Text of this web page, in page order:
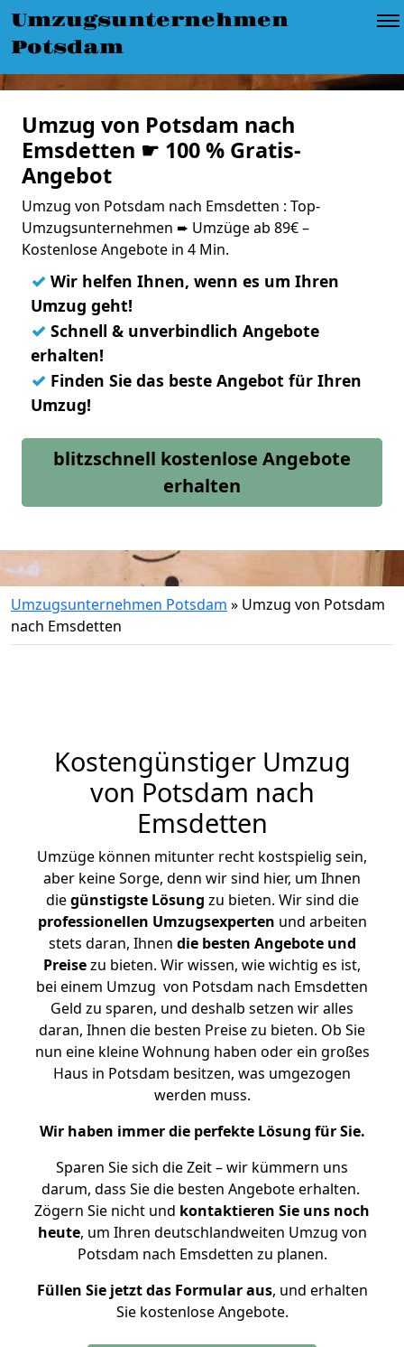
Umzugsunternehmen
Potsdam
Umzug von Potsdam nach
Emsdetten ☛ 100 % Gratis-
Angebot
Umzug von Potsdam nach Emsdetten : Top-
Umzugsunternehmen ➨ Umzüge ab 89€ –
Kostenlose Angebote in 4 Min.
✓ Wir helfen Ihnen, wenn es um Ihren
Umzug geht!
✓ Schnell & unverbindlich Angebote
erhalten!
✓ Finden Sie das beste Angebot für Ihren
Umzug!
blitzschnell kostenlose Angebote
erhalten
Umzugsunternehmen Potsdam » Umzug von Potsdam
nach Emsdetten
Kostengünstiger Umzug
von Potsdam nach
Emsdetten
Umzüge können mitunter recht kostspielig sein,
aber keine Sorge, denn wir sind hier, um Ihnen
diegünstigste Lösung zu bieten. Wir sind die
professionellen Umzugsexperten und arbeiten
stets daran, Ihnen die besten Angebote und
Preisezu bieten. Wir wissen, wie wichtig es ist,
bei einem Umzug von Potsdam nach Emsdetten
Geld zu sparen, und deshalb setzen wir alles
daran, Ihnen die besten Preise zu bieten. Ob Sie
nun eine kleine Wohnung haben oder ein großes
Haus in Potsdam besitzen, was umgezogen
werden muss.
Wir haben immer die perfekte Lösung für Sie.
Sparen Sie sich die Zeit – wir kümmern uns
darum, dass Sie die besten Angebote erhalten.
Zögern Sie nicht und kontaktieren Sie uns noch
heute, um Ihren deutschlandweiten Umzug von
Potsdam nach Emsdetten zu planen.
Füllen Sie jetzt das Formular aus, und erhalten
Sie kostenlose Angebote.